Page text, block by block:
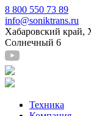
8 800 550 73 89
info@soniktrans.ru
Хабаровский край,
Солнечный 6
Техника